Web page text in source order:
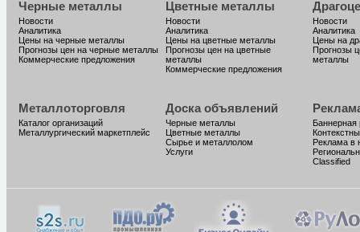
Черные металлы
Новости
Аналитика
Цены на черные металлы
Прогнозы цен на черные металлы
Коммерческие предложения
Цветные металлы
Новости
Аналитика
Цены на цветные металлы
Прогнозы цен на цветные
металлы
Коммерческие предложения
Новости
Аналитика
Цены на
Прогнозы
металлы
Металлоторговля
Каталог организаций
Металлургический маркетплейс
Доска объявлений
Черные металлы
Цветные металлы
Сырье и металлолом
Услуги
Баннерная
Реклама в
Classified